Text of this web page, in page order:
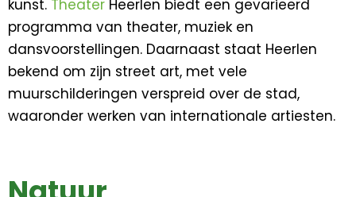
kunst. Theater Heerlen biedt een gevarieerd
programma van theater, muziek en
dansvoorstellingen. Daarnaast staat Heerlen
bekend om zijn street art, met vele
muurschilderingen verspreid over de stad,
waaronder werken van internationale artiesten.